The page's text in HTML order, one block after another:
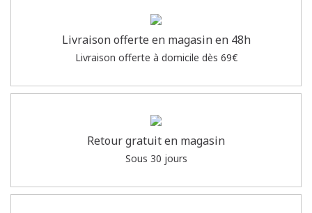
Livraison offerte en magasin en 48h
Livraison offerte à domicile dès 69€
Retour gratuit en magasin
Sous 30 jours